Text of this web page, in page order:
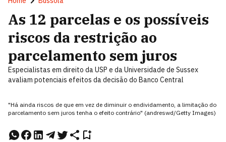
As 12 parcelas e os possíveis
riscos da restrição ao
parcelamento sem juros
Especialistas em direito da USP e da Universidade de Sussex
avaliam potenciais efeitos da decisão do Banco Central
"Há ainda riscos de que em vez de diminuir o endividamento, a limitação do
parcelamento sem juros tenha o efeito contrário" (andreswd/Getty Images)